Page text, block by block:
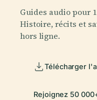
Guides audio pour
Histoire, récits et
hors ligne.
Télécharger
Rejoignez 50